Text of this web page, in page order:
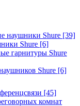
наушники Shure [39]
Shure [6]
гарнитуры Shure
Shure [6]
[45]
комнат